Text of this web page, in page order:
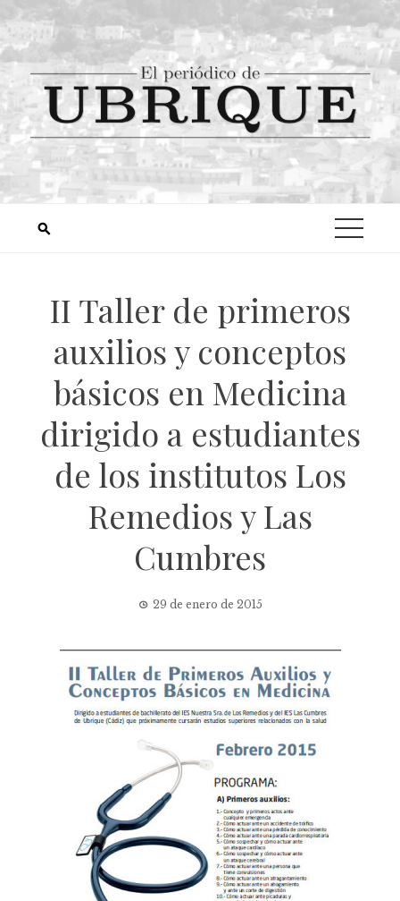
II Taller de primeros
auxilios y conceptos
básicos en Medicina
dirigido a estudiantes
de los institutos Los
Remedios y Las
Cumbres
29 de enero de 2015